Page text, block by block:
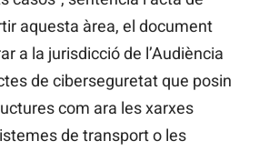
aquesta àrea, el document
a la jurisdicció de l’Audiència
de ciberseguretat que posin
com ara les xarxes
de transport o les